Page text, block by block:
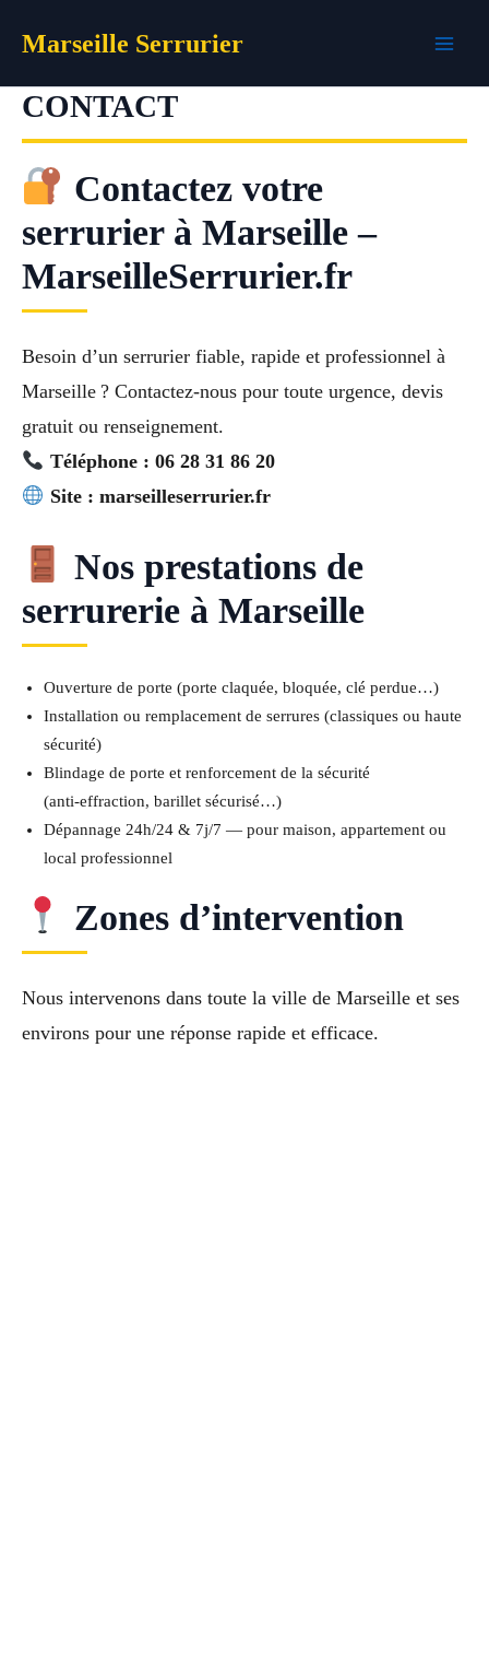
Marseille Serrurier
CONTACT
Contactez votre
serrurier à Marseille –
MarseilleSerrurier.fr
Besoin d’un serrurier fiable, rapide et professionnel à
Marseille ? Contactez-nous pour toute urgence, devis
gratuit ou renseignement.
Téléphone : 06 28 31 86 20
Site : marseilleserrurier.fr
Nos prestations de
serrurerie à Marseille
Ouverture de porte (porte claquée, bloquée, clé perdue…)
Installation ou remplacement de serrures (classiques ou haute
sécurité)
Blindage de porte et renforcement de la sécurité
(anti‑effraction, barillet sécurisé…)
Dépannage 24h/24 & 7j/7 — pour maison, appartement ou
local professionnel
Zones d’intervention
Nous intervenons dans toute la ville de Marseille et ses
environs pour une réponse rapide et efficace.